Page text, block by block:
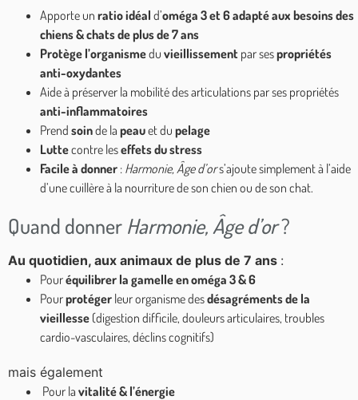
Apporte un ratio idéal d’oméga 3 et 6 adapté aux besoins des
chiens & chats de plus de 7 ans
Protège l’organismedu vieillissement par sespropriétés
anti-oxydantes
Aide à préserver la mobilité des articulations par ses propriétés
anti-inflammatoires
Prend soinde la peauet du pelage
Luttecontre leseffets du stress
Facile à donner : Harmonie, Âge d’ors’ajoute simplement à l’aide
d’une cuillère à la nourriture de son chien ou de son chat.
Quand donner Harmonie, Âge d’or?
Au quotidien, aux animaux de plus de 7 ans :
Pouréquilibrer la gamelle en oméga 3 & 6
Pourprotéger leur organisme desdésagréments de la
vieillesse (digestion difficile, douleurs articulaires, troubles
cardio-vasculaires, déclins cognitifs)
mais également
Pour la vitalité & l’énergie